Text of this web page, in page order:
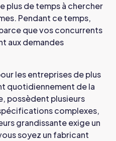
plus de temps à chercher
Pendant ce temps,
que vos concurrents
aux demandes
les entreprises de plus
quotidiennement de la
possèdent plusieurs
complexes,
grandissante exige un
soyez un fabricant